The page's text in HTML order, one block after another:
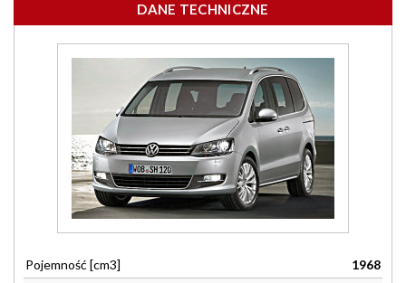
DANE TECHNICZNE
Pojemność [cm3]
1968